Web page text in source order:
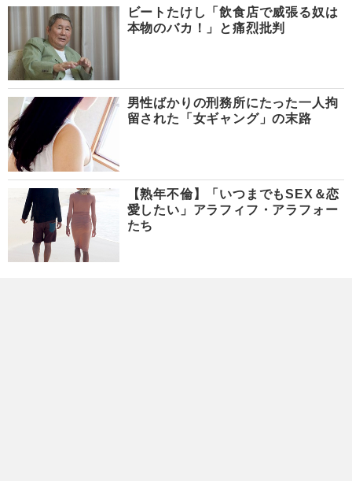
ビートたけし「飲食店で威張る奴は
本物のバカ！」と痛烈批判
男性ばかりの刑務所にたった一人拘
留された「女ギャング」の末路
【熟年不倫】「いつまでもSEX＆恋
愛したい」アラフィフ・アラフォー
たち